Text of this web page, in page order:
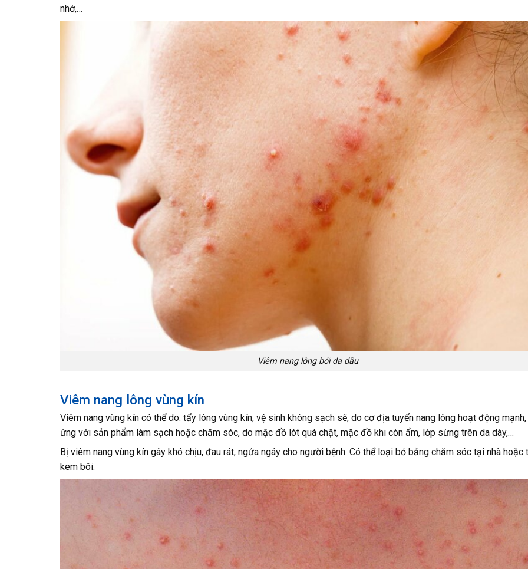
nhớ,…
Viêm nang lông bởi da dầu
Viêm nang lông vùng kín
Viêm nang vùng kín có thể do: tẩy lông vùng kín, vệ sinh không sạch sẽ, do cơ địa tuyến nang lông hoạt động
ứng với sản phẩm làm sạch hoặc chăm sóc, do mặc đồ lót quá chật, mặc đồ khi còn ẩm, lớp sừng trên da dày,…
Bị viêm nang vùng kín gây khó chịu, đau rát, ngứa ngáy cho người bệnh. Có thể loại bỏ bằng chăm sóc tại nhà hoặc
kem bôi.